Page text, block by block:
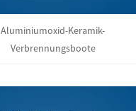
Aluminiumoxid-Keramik-
Verbrennungsboote